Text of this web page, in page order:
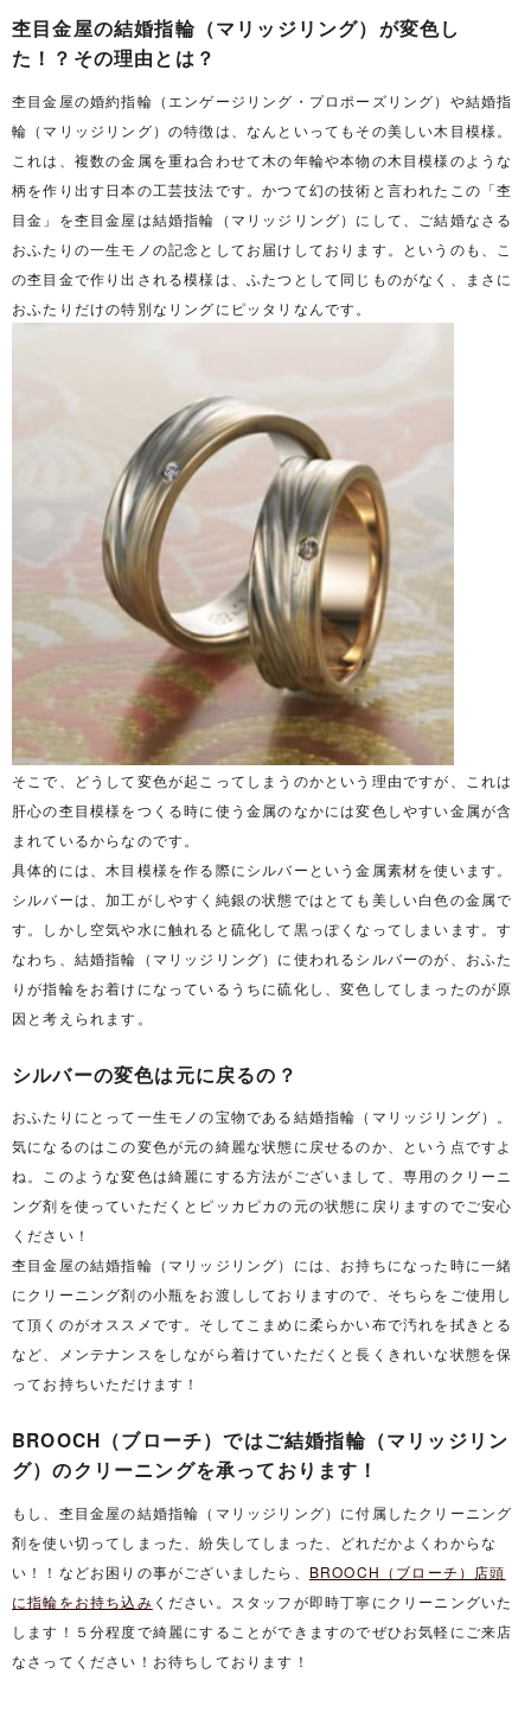
杢目金屋の結婚指輪（マリッジリング）が変色し
た！？その理由とは？
杢目金屋の婚約指輪（エンゲージリング・プロポーズリング）や結婚指
輪（マリッジリング）の特徴は、なんといってもその美しい木目模様。
これは、複数の金属を重ね合わせて木の年輪や本物の木目模様のような
柄を作り出す日本の工芸技法です。かつて幻の技術と言われたこの「杢
目金」を杢目金屋は結婚指輪（マリッジリング）にして、ご結婚なさる
おふたりの一生モノの記念としてお届けしております。というのも、こ
の杢目金で作り出される模様は、ふたつとして同じものがなく、まさに
おふたりだけの特別なリングにピッタリなんです。
そこで、どうして変色が起こってしまうのかという理由ですが、これは
肝心の杢目模様をつくる時に使う金属のなかには変色しやすい金属が含
まれているからなのです。
具体的には、木目模様を作る際にシルバーという金属素材を使います。
シルバーは、加工がしやすく純銀の状態ではとても美しい白色の金属で
す。しかし空気や水に触れると硫化して黒っぽくなってしまいます。す
なわち、結婚指輪（マリッジリング）に使われるシルバーのが、おふた
りが指輪をお着けになっているうちに硫化し、変色してしまったのが原
因と考えられます。
シルバーの変色は元に戻るの？
おふたりにとって一生モノの宝物である結婚指輪（マリッジリング）。
気になるのはこの変色が元の綺麗な状態に戻せるのか、という点ですよ
ね。このような変色は綺麗にする方法がございまして、専用のクリーニ
ング剤を使っていただくとピッカピカの元の状態に戻りますのでご安心
ください！
杢目金屋の結婚指輪（マリッジリング）には、お持ちになった時に一緒
にクリーニング剤の小瓶をお渡ししておりますので、そちらをご使用し
て頂くのがオススメです。そしてこまめに柔らかい布で汚れを拭きとる
など、メンテナンスをしながら着けていただくと長くきれいな状態を保
ってお持ちいただけます！
BROOCH（ブローチ）ではご結婚指輪（マリッジリン
グ）のクリーニングを承っております！
もし、杢目金屋の結婚指輪（マリッジリング）に付属したクリーニング
剤を使い切ってしまった、紛失してしまった、どれだかよくわからな
い！！などお困りの事がございましたら、 BROOCH（ブローチ）店頭
に指輪をお持ち込み ください。スタッフが即時丁寧にクリーニングいた
します！５分程度で綺麗にすることができますのでぜひお気軽にご来店
なさってください！お待ちしております！